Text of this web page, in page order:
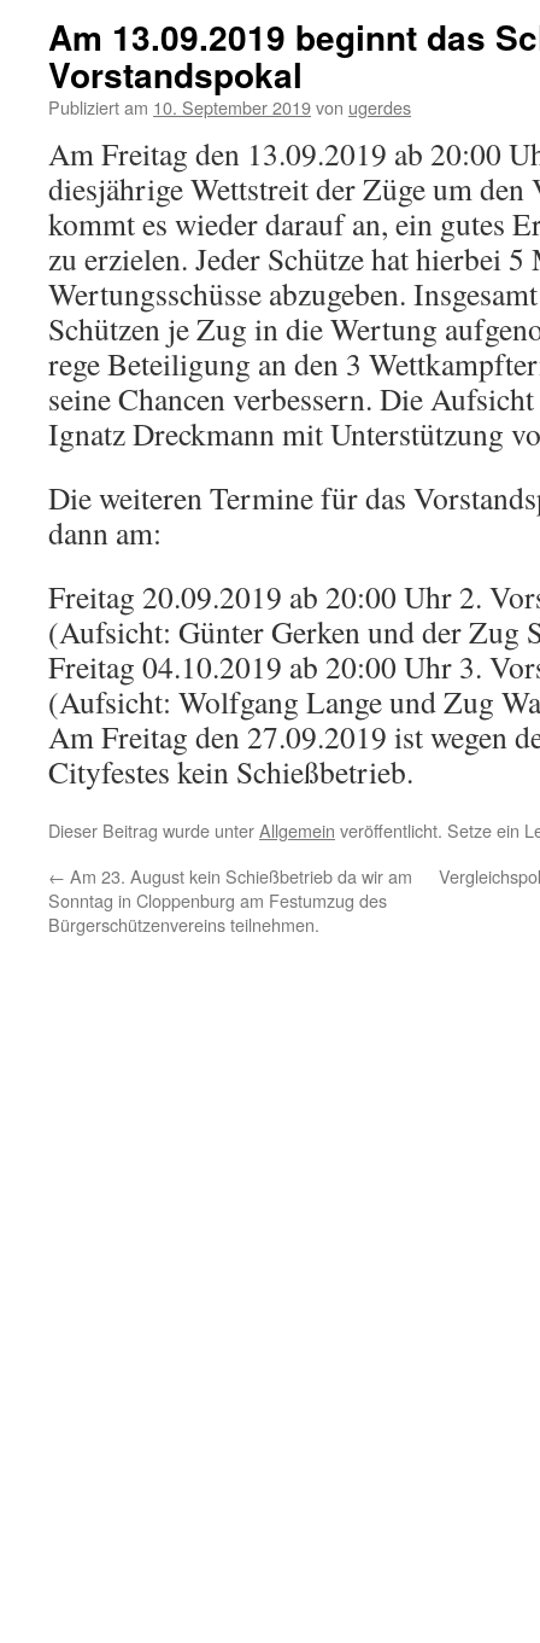
Am 13.09.2019 beginnt das
Vorstandspokal
Publiziert am 10. September 2019von ugerdes
Am Freitag den 13.09.2019 ab 20:00
diesjährige Wettstreit der Züge um
kommt es wieder darauf an, ein gutes
zu erzielen. Jeder Schütze hat hierbei
Wertungsschüsse abzugeben.
Schützen je Zug in die Wertung
rege Beteiligung an den 3
seine Chancen verbessern. Die
Ignatz Dreckmann mit Unterstützung
Die weiteren Termine für das
dann am:
Freitag 20.09.2019 ab 20:00 Uhr 2.
(Aufsicht: Günter Gerken und der Zug
Freitag 04.10.2019 ab 20:00 Uhr 3.
(Aufsicht: Wolfgang Lange und Zug
Am Freitag den 27.09.2019 ist wegen
Cityfestes kein Schießbetrieb.
Dieser Beitrag wurde unterAllgemein veröffentlicht. Setze ein
← Am 23. August kein Schießbetrieb da wir am
Sonntag in Cloppenburg am Festumzug des
Bürgerschützenvereins teilnehmen.